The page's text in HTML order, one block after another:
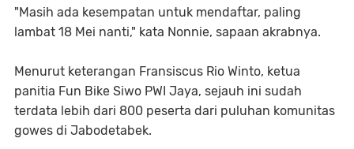
"Masih ada kesempatan untuk mendaftar, paling
lambat 18 Mei nanti," kata Nonnie, sapaan akrabnya.
Menurut keterangan Fransiscus Rio Winto, ketua
panitia Fun Bike Siwo PWI Jaya, sejauh ini sudah
terdata lebih dari 800 peserta dari puluhan komunitas
gowes di Jabodetabek.